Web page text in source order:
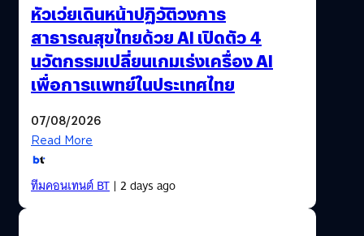
หัวเว่ยเดินหน้าปฏิวัติวงการ
สาธารณสุขไทยด้วย AI เปิดตัว 4
นวัตกรรมเปลี่ยนเกมเร่งเครื่อง AI
เพื่อการแพทย์ในประเทศไทย
07/08/2026
Read More
ทีมคอนเทนต์ BT| 2 days ago